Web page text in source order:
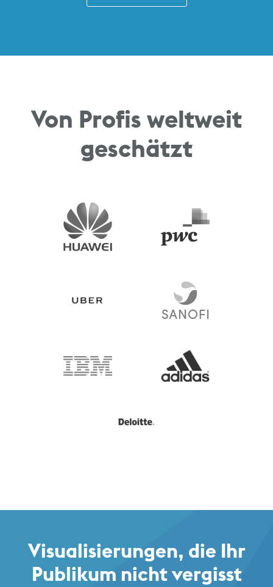
Von Profis weltweit
geschätzt
Visualisierungen, die Ihr
Publikum nicht vergisst